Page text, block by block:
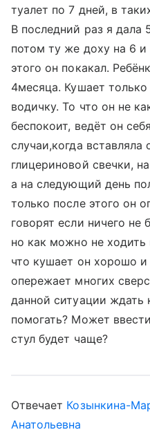
туалет по 7 дней, в
В последний раз я дала
потом ту же доху на 6 и
этого он покакал.
4месяца. Кушает
водичку. То что он не
беспокоит, ведёт он
случаи,когда вставляла
глицериновой свечки,
а на следующий день
только после этого он
говорят если ничего не
но как можно не
что кушает он хорошо и
опережает многих
данной ситуации ждать
помогать? Может
стул будет чаще?
Отвечает Козынкина-
Анатольевна